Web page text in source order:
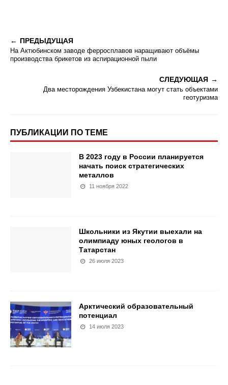
ПРЕДЫДУЩАЯ
На Актюбинском заводе ферросплавов наращивают объёмы
производства брикетов из аспирационной пыли
СЛЕДУЮЩАЯ
Два месторождения Узбекистана могут стать объектами
геотуризма
ПУБЛИКАЦИИ ПО ТЕМЕ
В 2023 году в России планируется
начать поиск стратегических
металлов
11 ноября 2022
Школьники из Якутии выехали на
олимпиаду юных геологов в
Татарстан
26 июля 2023
Арктический образовательный
потенциал
14 июля 2023